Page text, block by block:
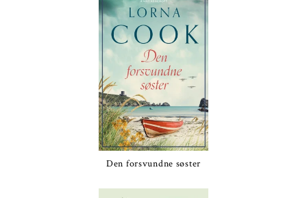
Den forsvundne søster